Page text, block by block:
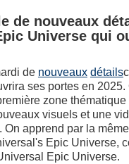
de nouveaux
Universe qui
de nouveaux détails
ses portes en 2025.
zone
visuels et une
apprend par la
Epic Universe,
Epic Universe.